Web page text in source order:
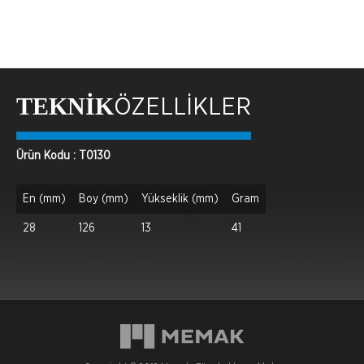
TEKNİKÖZELLİKLER
Ürün Kodu : T0130
En (mm) Boy (mm) Yükseklik (mm) Gram
28 126 13 41